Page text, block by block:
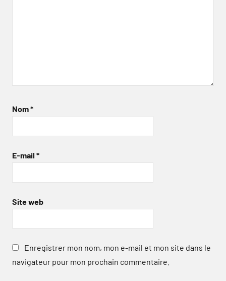
Nom*
E-mail *
Site web
Enregistrer mon nom, mon e-mail et mon site dans le
navigateur pour mon prochain commentaire.